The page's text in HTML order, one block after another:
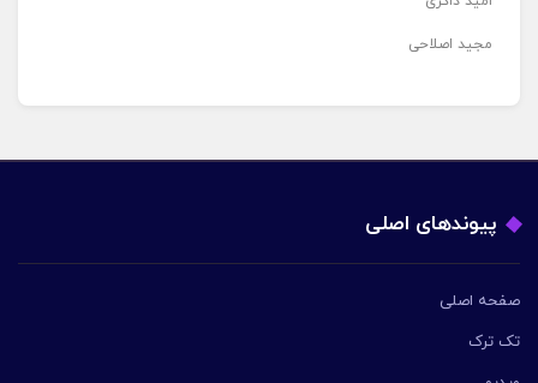
مجید اصلاحی
پیوندهای اصلی
صفحه اصلی
تک ترک